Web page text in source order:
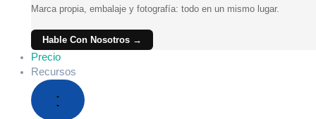
Marca propia, embalaje y fotografía: todo en un mismo lugar.
Hable Con Nosotros →
Precio
Recursos